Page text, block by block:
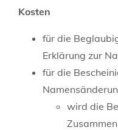
Kosten
für die
Erklärung zur
für die
wird die